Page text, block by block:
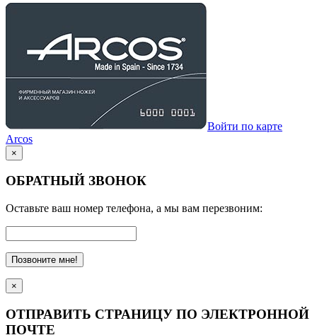
Войти по карте
Arcos
×
ОБРАТНЫЙ ЗВОНОК
Оставьте ваш номер телефона, а мы вам перезвоним:
Позвоните мне!
×
ОТПРАВИТЬ СТРАНИЦУ ПО ЭЛЕКТРОННОЙ
ПОЧТЕ